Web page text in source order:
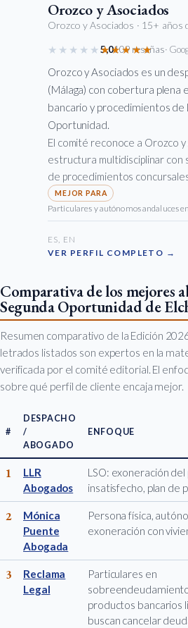
Orozco y Asociados
Orozco y Asociados · 15+ años
★★★★★★★★★★
5,0109 reseñas·
Orozco y Asociados es un
(Málaga) con cobertura plena
bancario y procedimientos de
Oportunidad.
El comité reconoce a Orozco
estructura multidisciplinar
de procedimientos
Particulares y autónomos andaluces
ES, EN
VER PERFIL COMPLETO →
Comparativa de los mejores
Segunda Oportunidad de
Resumen comparativo de la Edición
letrados listados son expertos en la
verificada por el comité editorial. El
sobre qué perfil de cliente encaja mejor.
#
DESPACHO
/
ABOGADO
ENFOQUE
1
LLR
Abogados
LSO: exoneración del
insatisfecho, plan de
2
Mónica
Puente
Abogada
Persona física,
exoneración con
3
Reclama
Legal
Particulares en
productos bancarios
buscan cancelar